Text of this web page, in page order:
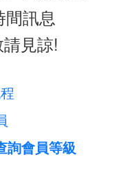
間訊息
見諒!
詢會員等級